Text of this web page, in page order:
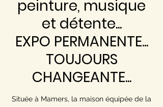
peinture, musique
et détente...
EXPO PERMANENTE...
TOUJOURS
CHANGEANTE...
Située à Mamers, la maison équipée de la